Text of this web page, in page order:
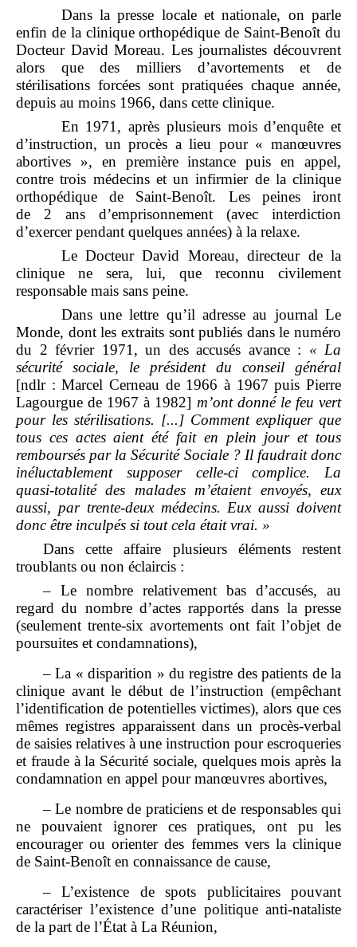
Dans la presse locale et nationale, on parle
enfin de la clinique orthopédique de Saint‑Benoît du
Docteur David Moreau. Les journalistes découvrent
alors que des milliers d’avortements et de
stérilisations forcées sont pratiquées chaque année,
depuis au moins 1966, dans cette clinique.
En 1971, après plusieurs mois d’enquête et
d’instruction, un procès a lieu pour « manœuvres
abortives », en première instance puis en appel,
contre trois médecins et un infirmier de la clinique
orthopédique de Saint‑Benoît. Les peines iront
de 2 ans d’emprisonnement (avec interdiction
d’exercer pendant quelques années) à la relaxe.
Le Docteur David Moreau, directeur de la
clinique ne sera, lui, que reconnu civilement
responsable mais sans peine.
Dans une lettre qu’il adresse au journal Le
Monde, dont les extraits sont publiés dans le numéro
du 2 février 1971, un des accusés avance : « La
sécurité sociale, le président du conseil général
[ndlr : Marcel Cerneau de 1966 à 1967 puis Pierre
Lagourgue de 1967 à 1982] m’ont donné le feu vert
pour les stérilisations. [...] Comment expliquer que
tous ces actes aient été fait en plein jour et tous
remboursés par la Sécurité Sociale ? Il faudrait donc
inéluctablement supposer celle‑ci complice. La
quasi‑totalité des malades m’étaient envoyés, eux
aussi, par trente‑deux médecins. Eux aussi doivent
donc être inculpés si tout cela était vrai. »
Dans cette affaire plusieurs éléments restent
troublants ou non éclaircis :
– Le nombre relativement bas d’accusés, au
regard du nombre d’actes rapportés dans la presse
(seulement trente‑six avortements ont fait l’objet de
poursuites et condamnations),
– La « disparition » du registre des patients de la
clinique avant le début de l’instruction (empêchant
l’identification de potentielles victimes), alors que ces
mêmes registres apparaissent dans un procès‑verbal
de saisies relatives à une instruction pour escroqueries
et fraude à la Sécurité sociale, quelques mois après la
condamnation en appel pour manœuvres abortives,
– Le nombre de praticiens et de responsables qui
ne pouvaient ignorer ces pratiques, ont pu les
encourager ou orienter des femmes vers la clinique
de Saint‑Benoît en connaissance de cause,
– L’existence de spots publicitaires pouvant
caractériser l’existence d’une politique anti‑nataliste
de la part de l’État à La Réunion,